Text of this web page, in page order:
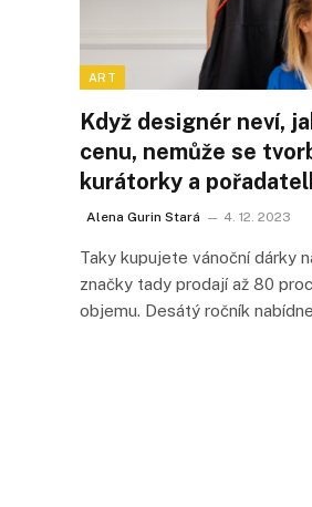
ART
Když designér neví,
cenu, nemůže se
kurátorky a
Alena Gurin Stará 4. 12. 2023
Taky kupujete vánoční dárky
značky tady prodají až 80
objemu. Desátý ročník